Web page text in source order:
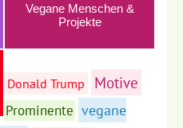
Vegane Menschen &
Projekte
Donald Trump Motive
Prominente vegane